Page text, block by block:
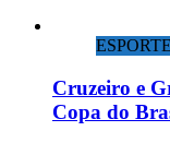
Cruzeiro e
Copa do